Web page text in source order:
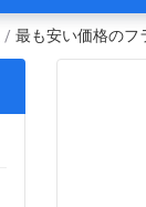
/ 最も安い価格のフ